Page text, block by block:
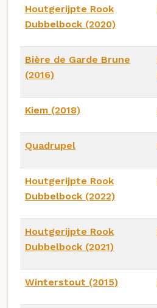
Houtgerijpte Rook
Dubbelbock (2020)
Bière de Garde Brune
(2016)
Kiem (2018)
Quadrupel
Houtgerijpte Rook
Dubbelbock (2022)
Houtgerijpte Rook
Dubbelbock (2021)
Winterstout (2015)